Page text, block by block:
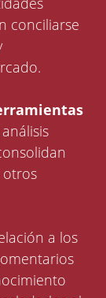
conciliarse
otros
a los